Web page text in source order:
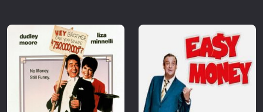
Εποχής
Ευρωπαικός Κινηματογράφος
Θρησκευτικές
Θρίλερ